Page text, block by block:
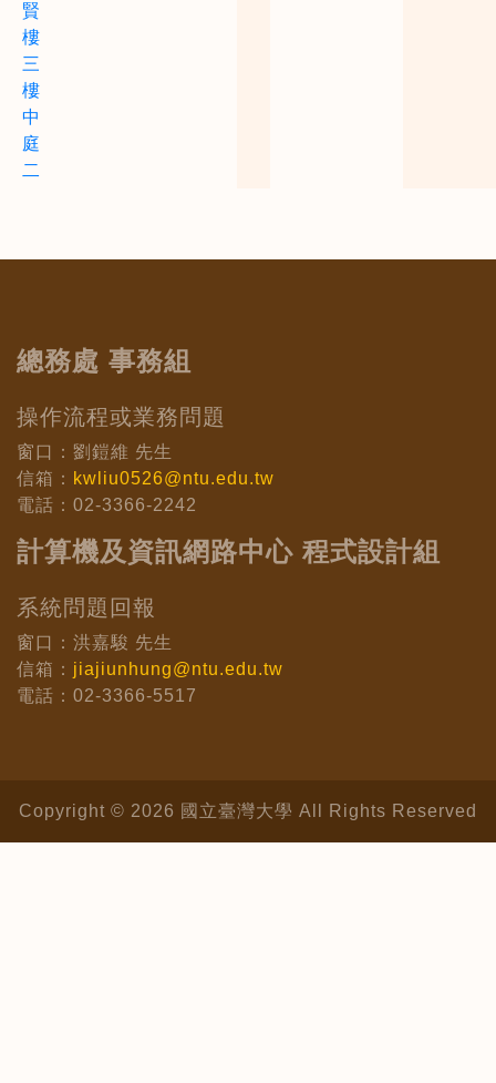
賢
樓
三
樓
中
庭
二
總務處 事務組
操作流程或業務問題
窗口：劉鎧維 先生
信箱： kwliu0526@ntu.edu.tw
電話：02-3366-2242
計算機及資訊網路中心 程式設計組
系統問題回報
窗口：洪嘉駿 先生
信箱： jiajiunhung@ntu.edu.tw
電話：02-3366-5517
Copyright © 2026 國立臺灣大學 All Rights Reserved